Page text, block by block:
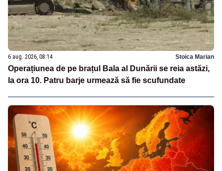
6 aug. 2026, 08:14 Stoica Marian
Operațiunea de pe brațul Bala al Dunării se reia astăzi,
la ora 10. Patru barje urmează să fie scufundate